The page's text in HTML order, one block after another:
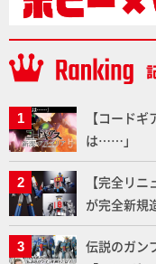
【コード
は……」
【完全リ
が完全新規
下ろしでご
ト」セット
伝説のガン